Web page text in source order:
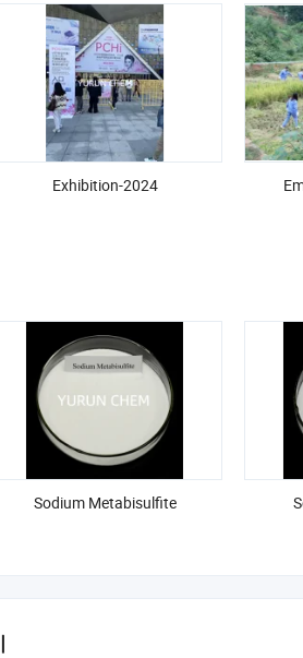
Exhibition-2024
Sodium Metabisulfite